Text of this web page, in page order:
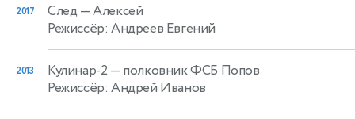
2017 След — Алексей
Режиссёр: Андреев Евгений
2013 Кулинар-2 — полковник ФСБ Попов
Режиссёр: Андрей Иванов